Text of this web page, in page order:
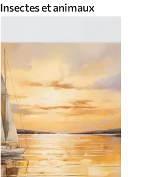
Insectes et animaux